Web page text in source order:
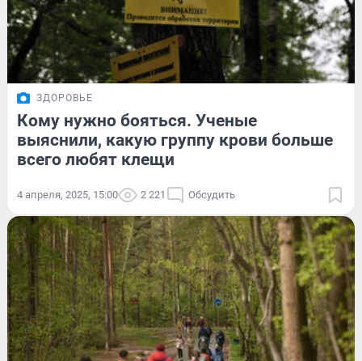
ЗДОРОВЬЕ
Кому нужно бояться. Ученые
выяснили, какую группу крови больше
всего любят клещи
4 апреля, 2025, 15:00 2 221 Обсудить